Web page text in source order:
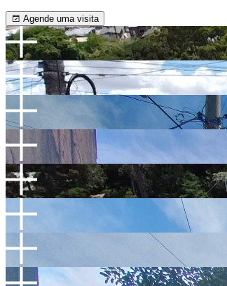
Agende uma visita